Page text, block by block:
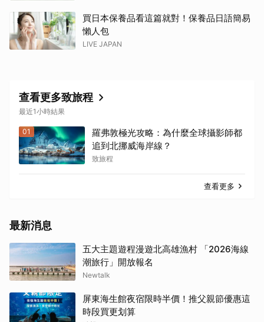
買日本保養品看這篇就對！保養品日語簡易
懶人包
LIVE JAPAN
查看更多致旅程
最近1小時結果
01
羅弗敦極光攻略：為什麼全球攝影師都
追到北挪威海岸線？
致旅程
查看更多
最新消息
五大主題遊程漫遊北高雄漁村 「2026海線
潮旅行」開放報名
Newtalk
屏東海生館夜宿限時半價！推父親節優惠這
時段買更划算